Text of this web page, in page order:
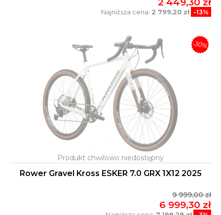
Najniższa cena: 2 799,20 zł -13%
Rower Gravel Kross ESKER 7.0 GRX 1X12 2025
9 999,00 zł
6 999,30 zł
-30%